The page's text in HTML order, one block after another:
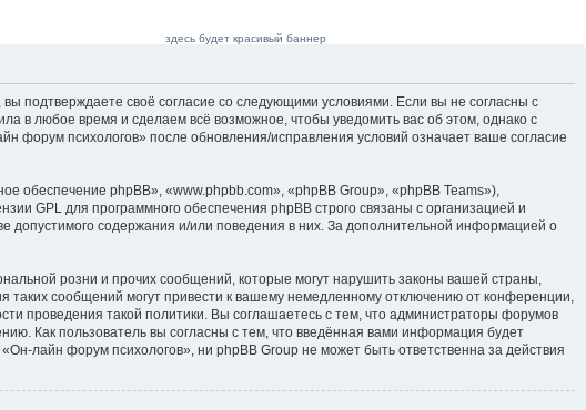
здесь будет красивый баннер
своё согласие со следующими условиями. Если вы не согласны с
в любое время и сделаем всё возможное, чтобы уведомить вас об этом, однако с
форум психологов» после обновления/исправления условий означает ваше согласие
phpBB», «www.phpbb.com», «phpBB Group», «phpBB Teams»),
GPL для программного обеспечения phpBB строго связаны с организацией и
допустимого содержания и/или поведения в них. За дополнительной информацией о
розни и прочих сообщений, которые могут нарушить законы вашей страны,
сообщений могут привести к вашему немедленному отключению от конференции,
проведения такой политики. Вы соглашаетесь с тем, что администраторы форумов
Как пользователь вы согласны с тем, что введённая вами информация будет
лайн форум психологов», ни phpBB Group не может быть ответственна за действия